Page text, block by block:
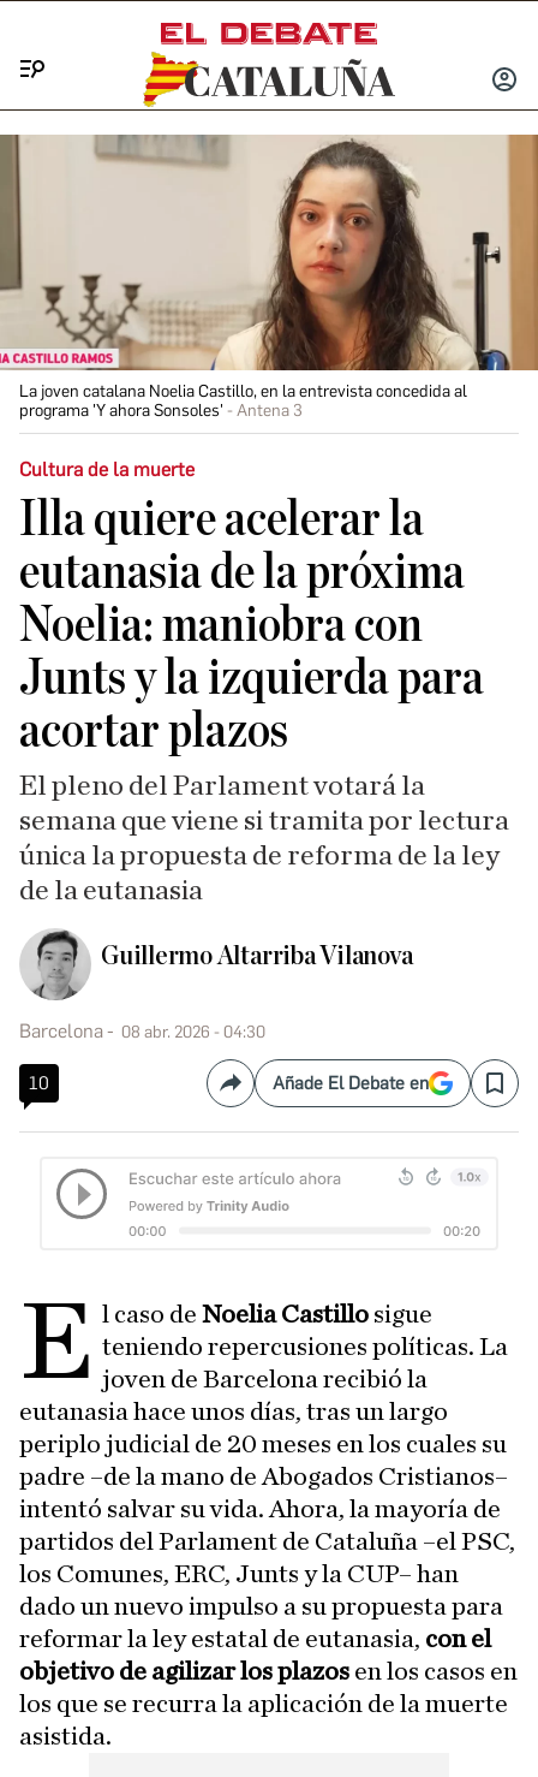
INICIAR
La joven catalana Noelia Castillo, en la entrevista concedida al
programa 'Y ahora Sonsoles'
Antena 3
Cultura de la muerte
Illa quiere acelerar la
eutanasia de la próxima
Noelia: maniobra con
Junts y la izquierda para
acortar plazos
El pleno del Parlament votará la
semana que viene si tramita por lectura
única la propuesta de reforma de la ley
de la eutanasia
Guillermo Altarriba Vilanova
Barcelona 08 abr. 2026 - 04:30
10 CompartirAñade El Debate en Save
E l caso deNoelia Castillo sigue
teniendo repercusiones políticas. La
joven de Barcelona recibió la
eutanasia hace unos días, tras un largo
periplo judicial de 20 meses en los cuales su
padre –de la mano de Abogados Cristianos–
intentó salvar su vida. Ahora, la mayoría de
partidos del Parlament de Cataluña –el PSC,
los Comunes, ERC, Junts y la CUP– han
dado un nuevo impulso a su propuesta para
reformar la ley estatal de eutanasia, con el
objetivo de agilizar los plazos en los casos en
los que se recurra la aplicación de la muerte
asistida.